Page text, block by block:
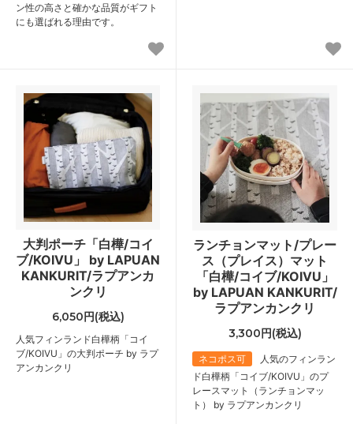
ン性の高さと確かな品質がギフト
にも選ばれる理由です。
大判ポーチ「白樺/コイ
ブ/KOIVU」 by LAPUAN
KANKURIT/ラプアンカ
ンクリ
6,050円(税込)
人気フィンランド白樺柄「コイ
ブ/KOIVU」の大判ポーチ by ラプ
アンカンクリ
ランチョンマット/プレー
ス（プレイス）マット
「白樺/コイブ/KOIVU」
by LAPUAN KANKURIT/
ラプアンカンクリ
3,300円(税込)
ネコポス可
人気のフィンラン
ド白樺柄「コイブ/KOIVU」のプ
レースマット（ランチョンマッ
ト） by ラプアンカンクリ